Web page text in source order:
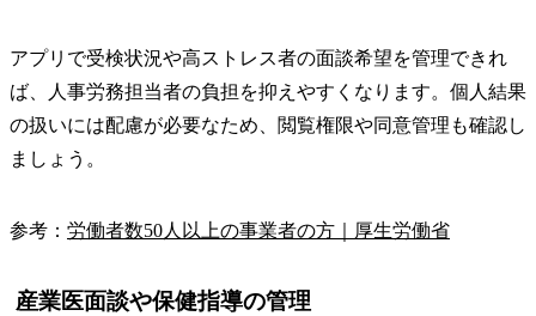
アプリで受検状況や高ストレス者の面談希望を管理できれ
ば、人事労務担当者の負担を抑えやすくなります。個人結果
の扱いには配慮が必要なため、閲覧権限や同意管理も確認し
ましょう。
参考： 労働者数50人以上の事業者の方｜厚生労働省
産業医面談や保健指導の管理